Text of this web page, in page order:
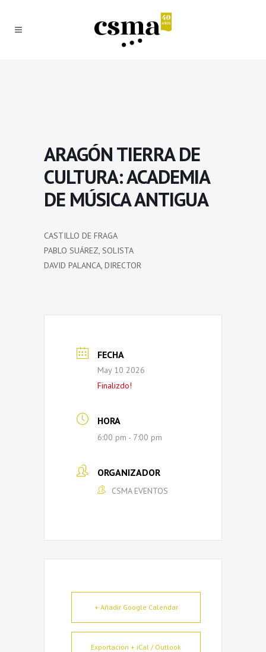
ARAGÓN TIERRA DE
CULTURA: ACADEMIA
DE MÚSICA ANTIGUA
CASTILLO DE FRAGA
PABLO SUÁREZ, SOLISTA
DAVID PALANCA, DIRECTOR
FECHA
May 10 2026
Finalizdo!
HORA
6:00 pm - 7:00 pm
ORGANIZADOR
CSMA EVENTOS
+ Añadir Google Calendar
Exportación + iCal / Outlook